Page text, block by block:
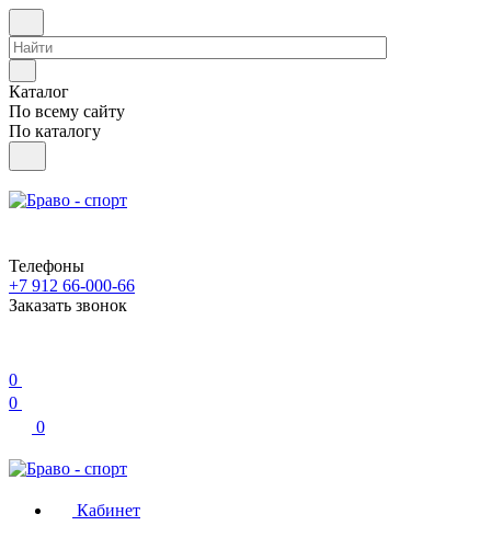
Каталог
По всему сайту
По каталогу
Телефоны
+7 912 66-000-66
Заказать звонок
0
0
0
Кабинет